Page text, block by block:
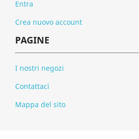
Entra
Crea nuovo account
PAGINE
I nostri negozi
Contattaci
Mappa del sito